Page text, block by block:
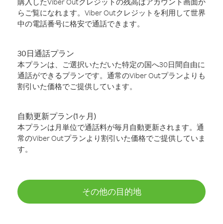
らご覧になれます。Viber Outクレジットを利用して世界
中の電話番号に格安で通話できます。
30日通話プラン
本プランは、ご選択いただいた特定の国へ30日間自由に
通話ができるプランです。通常のViber Outプランよりも
割引いた価格でご提供しています。
自動更新プラン(1ヶ月)
本プランは月単位で通話料が毎月自動更新されます。通
常のViber Outプランより割引いた価格でご提供していま
す。
その他の目的地